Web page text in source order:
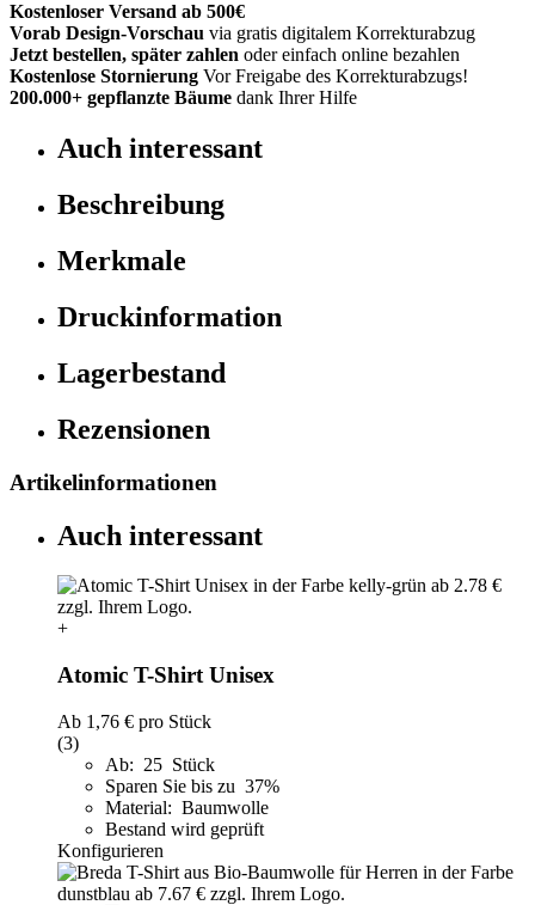
Kostenloser Versand ab 500€
Vorab Design-Vorschau via gratis digitalem Korrekturabzug
Jetzt bestellen, später zahlen oder einfach online bezahlen
Kostenlose Stornierung Vor Freigabe des Korrekturabzugs!
200.000+ gepflanzte Bäume dank Ihrer Hilfe
Auch interessant
Beschreibung
Merkmale
Druckinformation
Lagerbestand
Rezensionen
Artikelinformationen
Auch interessant
+
Atomic T-Shirt Unisex
Ab 1,76 € pro Stück
(3)
Ab: 25 Stück
Sparen Sie bis zu 37%
Material: Baumwolle
Bestand wird geprüft
Konfigurieren